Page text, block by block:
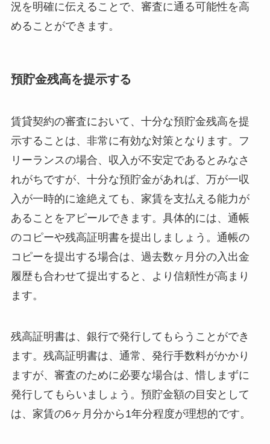
況を明確に伝えることで、審査に通る可能性を高
めることができます。
預貯金残高を提示する
賃貸契約の審査において、十分な預貯金残高を提
示することは、非常に有効な対策となります。フ
リーランスの場合、収入が不安定であるとみなさ
れがちですが、十分な預貯金があれば、万が一収
入が一時的に途絶えても、家賃を支払える能力が
あることをアピールできます。具体的には、通帳
のコピーや残高証明書を提出しましょう。通帳の
コピーを提出する場合は、過去数ヶ月分の入出金
履歴も合わせて提出すると、より信頼性が高まり
ます。
残高証明書は、銀行で発行してもらうことができ
ます。残高証明書は、通常、発行手数料がかかり
ますが、審査のために必要な場合は、惜しまずに
発行してもらいましょう。預貯金額の目安として
は、家賃の6ヶ月分から1年分程度が理想的です。